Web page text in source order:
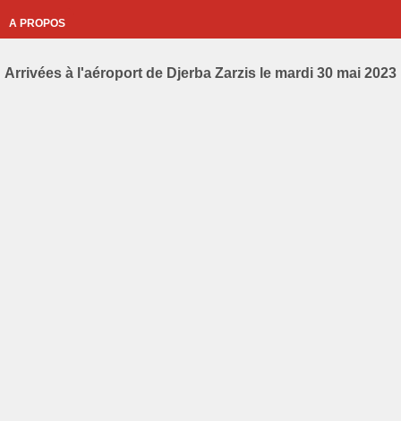
A PROPOS
Arrivées à l'aéroport de Djerba Zarzis le mardi 30 mai 2023